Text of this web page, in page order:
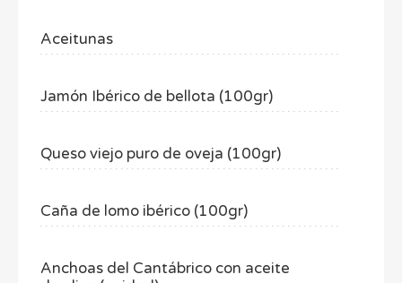
Aceitunas
Jamón Ibérico de bellota (100gr)
Queso viejo puro de oveja (100gr)
Caña de lomo ibérico (100gr)
Anchoas del Cantábrico con aceite